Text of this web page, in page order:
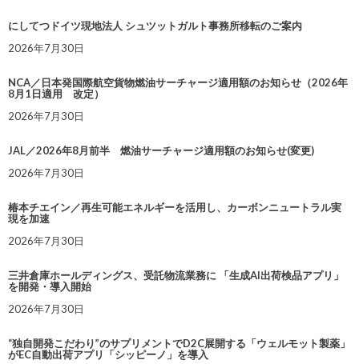
にしてつドイツ現地法人 シュツットガルト事務所移転のご案内
2026年7月30日
NCA／日本発国際航空貨物燃油サーチャージ適用額のお知らせ（2026年
8月1日適用 改定）
2026年7月30日
JAL／2026年8月前半 燃油サーチャージ適用額のお知らせ(変更)
2026年7月30日
椿本チエイン／再生可能エネルギーを活用し、カーボンニュートラル実
現を加速
2026年7月30日
三井倉庫ホールディングス、受託物流業務に 「生成AI出荷検品アプリ」
を開発・導入開始
2026年7月30日
“独自開発こだわり”のサプリメントでD2C展開する「ウェルモット製薬」
がEC自動出荷アプリ「シッピーノ」を導入